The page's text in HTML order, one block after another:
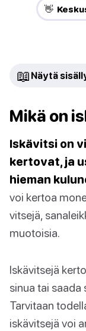
👋
📖 Näytä
Mikä on
Iskävitsi on
kertovat, ja
hieman
voi kertoa
vitsejä,
muotoisia.
Iskävitsejä
sinua tai saada
Tarvitaan
iskävitsejä voi